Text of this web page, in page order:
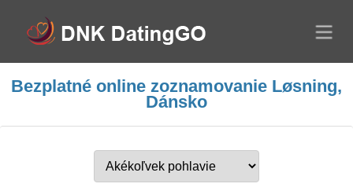
Bezplatné online zoznamovanie Løsning,
Dánsko